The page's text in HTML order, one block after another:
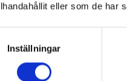
eller som de har
Inställningar